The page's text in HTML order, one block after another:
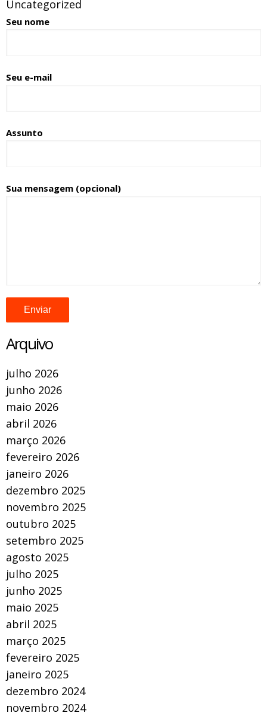
Uncategorized
Seu nome
Seu e-mail
Assunto
Sua mensagem (opcional)
Arquivo
julho 2026
junho 2026
maio 2026
abril 2026
março 2026
fevereiro 2026
janeiro 2026
dezembro 2025
novembro 2025
outubro 2025
setembro 2025
agosto 2025
julho 2025
junho 2025
maio 2025
abril 2025
março 2025
fevereiro 2025
janeiro 2025
dezembro 2024
novembro 2024